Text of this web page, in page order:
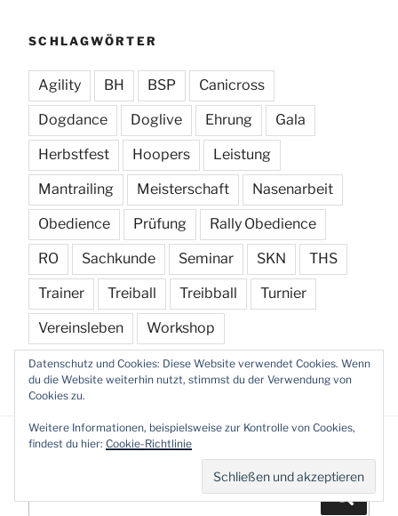
SCHLAGWÖRTER
Agility BH BSP Canicross
Dogdance Doglive Ehrung Gala
Herbstfest Hoopers Leistung
Mantrailing Meisterschaft Nasenarbeit
Obedience Prüfung Rally Obedience
RO Sachkunde Seminar SKN THS
Trainer Treiball Treibball Turnier
Vereinsleben Workshop
nach:
Suchen
Datenschutz und Cookies: Diese Website verwendet Cookies. Wenn
du die Website weiterhin nutzt, stimmst du der Verwendung von
Cookies zu.
Weitere Informationen, beispielsweise zur Kontrolle von Cookies,
findest du hier: Cookie-Richtlinie